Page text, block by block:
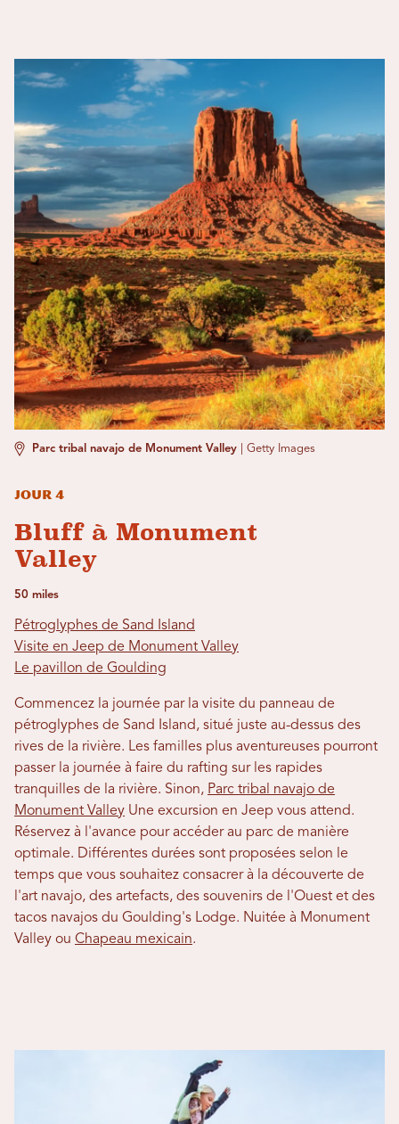
Parc tribal navajo de Monument Valley Getty Images
Jour 4
Bluff à Monument
Valley
50 miles
Pétroglyphes de Sand Island
Visite en Jeep de Monument Valley
Le pavillon de Goulding
Commencez la journée par la visite du panneau de
pétroglyphes de Sand Island, situé juste au-dessus des
rives de la rivière. Les familles plus aventureuses pourront
passer la journée à faire du rafting sur les rapides
tranquilles de la rivière. Sinon, Parc tribal navajo de
Monument Valley Une excursion en Jeep vous attend.
Réservez à l'avance pour accéder au parc de manière
optimale. Différentes durées sont proposées selon le
temps que vous souhaitez consacrer à la découverte de
l'art navajo, des artefacts, des souvenirs de l'Ouest et des
tacos navajos du Goulding's Lodge. Nuitée à Monument
Valley ou Chapeau mexicain.